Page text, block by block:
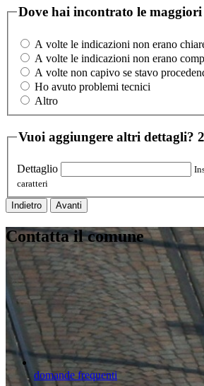
Dove hai incontrato le
A volte le indicazioni non erano
A volte le indicazioni non erano
A volte non capivo se stavo
Ho avuto problemi tecnici
Altro
Vuoi aggiungere altri dettagli?
Dettaglio
caratteri
Indietro Avanti
Contatta il comune
domande frequenti